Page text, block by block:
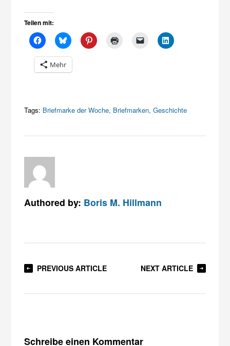
Teilen mit:
Mehr
Tags: Briefmarke der Woche, Briefmarken,Geschichte
Authored by: Boris M. Hillmann
PREVIOUS ARTICLE NEXT ARTICLE
Schreibe einen Kommentar